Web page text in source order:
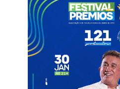
Sem marcar um gol há duas
importante para o compromisso
Henrique, artilheiro do time na
recebeu o terceiro cartão
encarar o Maguary.